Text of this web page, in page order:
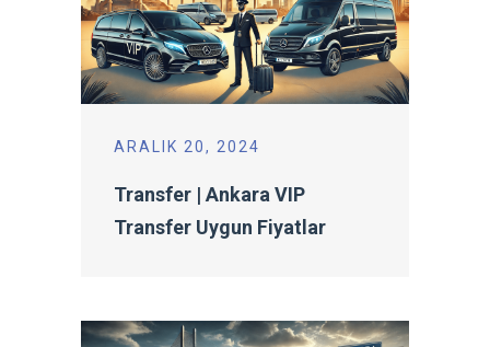
ARALIK 20, 2024
Transfer | Ankara VIP
Transfer Uygun Fiyatlar